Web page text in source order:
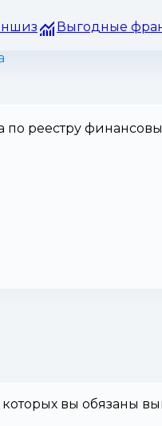
Выгодные
по реестру
вы обязаны